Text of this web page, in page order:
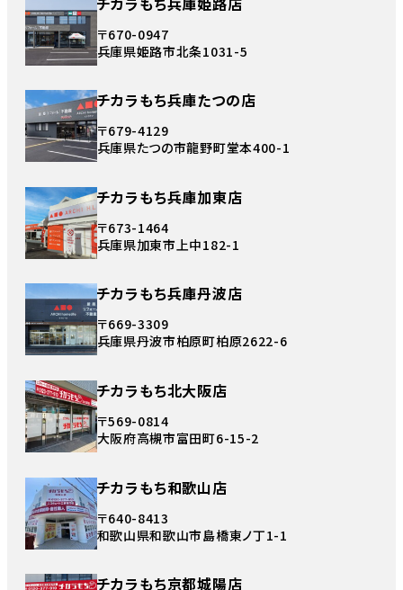
〒670-0947
兵庫県姫路市北条1031-5
チカラもち兵庫たつの店
〒679-4129
兵庫県たつの市龍野町堂本400-1
チカラもち兵庫加東店
〒673-1464
兵庫県加東市上中182-1
チカラもち兵庫丹波店
〒669-3309
兵庫県丹波市柏原町柏原2622-6
チカラもち北大阪店
〒569-0814
大阪府高槻市富田町6-15-2
チカラもち和歌山店
〒640-8413
和歌山県和歌山市島橋東ノ丁1-1
チカラもち京都城陽店